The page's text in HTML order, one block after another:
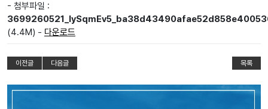
- 첨부파일 :
(4.4M) - 다운로드
이전글 다음글 목록